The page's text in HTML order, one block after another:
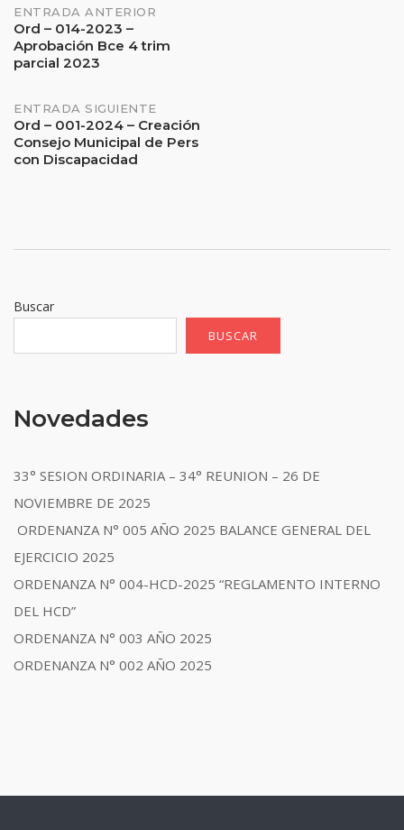
Navegación
de
entradas
ENTRADA ANTERIOR
Ord – 014-2023 –
Aprobación Bce 4 trim
parcial 2023
ENTRADA SIGUIENTE
Ord – 001-2024 – Creación
Consejo Municipal de Pers
con Discapacidad
Buscar
BUSCAR
Novedades
33° SESION ORDINARIA – 34° REUNION – 26 DE
NOVIEMBRE DE 2025
ORDENANZA N° 005 AÑO 2025 BALANCE GENERAL DEL
EJERCICIO 2025
ORDENANZA N° 004-HCD-2025 “REGLAMENTO INTERNO
DEL HCD”
ORDENANZA N° 003 AÑO 2025
ORDENANZA N° 002 AÑO 2025